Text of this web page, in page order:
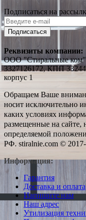
Подписаться на
Подписаться
Реквизиты компании:
ООО "Стиральные
3327126172, КПП
корпус 1
Обращаем Ваше
носит исключительно
каких условиях
размещенные на сайте,
определяемой
РФ. stiralnie.com ©
Информация:
Гарантия
Доставка и оплата
Напишите нам
Наш адрес
Утилизация